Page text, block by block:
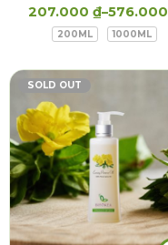
207.000 ₫–576.000
200ML 1000ML
SOLD OUT